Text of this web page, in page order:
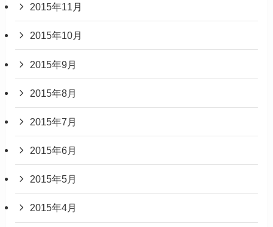
2015年11月
2015年10月
2015年9月
2015年8月
2015年7月
2015年6月
2015年5月
2015年4月